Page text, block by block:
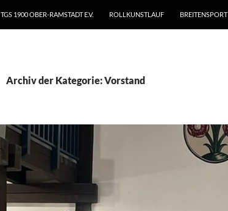
TGS 1900 OBER-RAMSTADT E.V. ROLLKUNSTLAUF BREITENSPORT
Archiv der Kategorie: Vorstand